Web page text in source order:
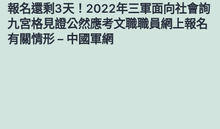
報名還剩3天！2022年三軍面向社會詢
九宮格見證公然應考文職職員網上報名
有關情形 – 中國軍網